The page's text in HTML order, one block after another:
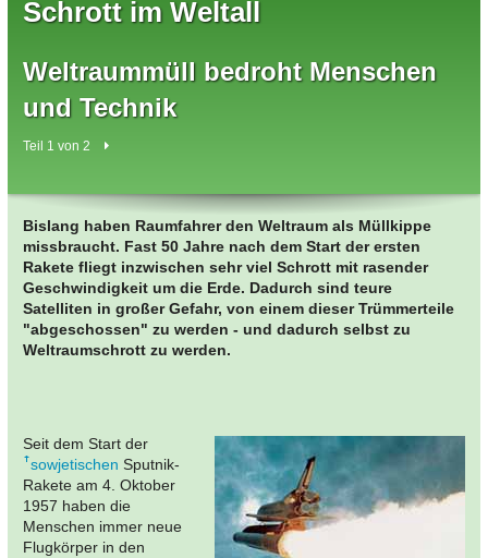
Schrott im Weltall
Weltraummüll bedroht Menschen
und Technik
Teil 1 von 2
Bislang haben Raumfahrer den Weltraum als Müllkippe
missbraucht. Fast 50 Jahre nach dem Start der ersten
Rakete fliegt inzwischen sehr viel Schrott mit rasender
Geschwindigkeit um die Erde. Dadurch sind teure
Satelliten in großer Gefahr, von einem dieser Trümmerteile
"abgeschossen" zu werden - und dadurch selbst zu
Weltraumschrott zu werden.
Seit dem Start der
sowjetischen Sputnik-
Rakete am 4. Oktober
1957 haben die
Menschen immer neue
Flugkörper in den